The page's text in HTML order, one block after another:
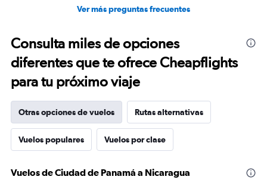
Ver más preguntas frecuentes
Consulta miles de opciones
diferentes que te ofrece Cheapflights
para tu próximo viaje
Otras opciones de vuelos Rutas alternativas
Vuelos populares Vuelos por clase
Vuelos de Ciudad de Panamá a Nicaragua